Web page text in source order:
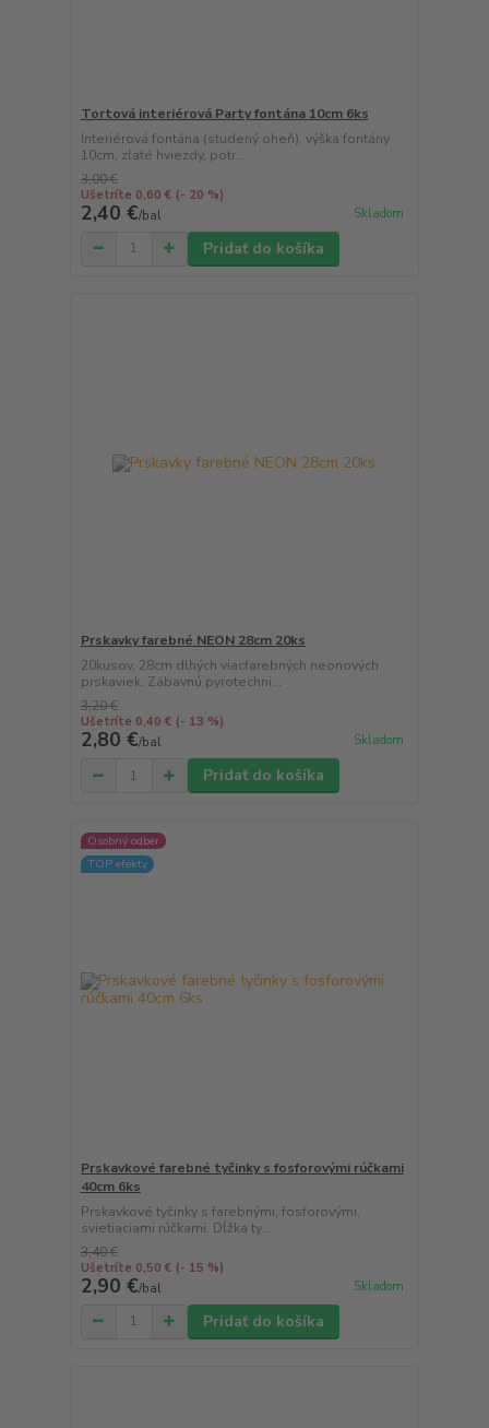
Tortová interiérová Party fontána 10cm 6ks
Interiérová fontána (studený oheň), výška fontány
10cm, zlaté hviezdy, potr...
3,00 €
Ušetríte 0,60 € (- 20 %)
2,40 €/bal Skladom
Pridať do košíka
Prskavky farebné NEON 28cm 20ks
20kusov, 28cm dlhých viacfarebných neonových
prskaviek. Zábavnú pyrotechni...
3,20 €
Ušetríte 0,40 € (- 13 %)
2,80 €/bal Skladom
Pridať do košíka
Osobný odber
TOP efekty
Prskavkové farebné tyčinky s fosforovými rúčkami
40cm 6ks
Prskavkové tyčinky s farebnými, fosforovými,
svietiaciami rúčkami. Dĺžka ty...
3,40 €
Ušetríte 0,50 € (- 15 %)
2,90 €/bal Skladom
Pridať do košíka